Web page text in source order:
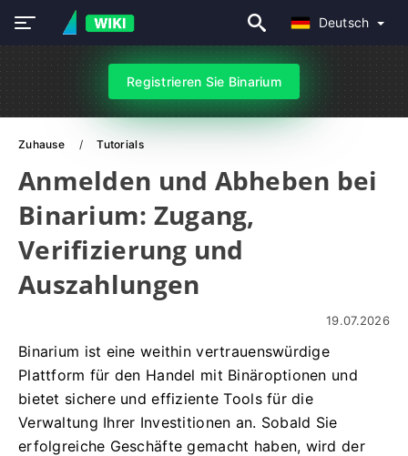
Deutsch
Registrieren Sie Binarium
Zuhause Tutorials
Anmelden und Abheben bei
Binarium: Zugang,
Verifizierung und
Auszahlungen
19.07.2026
Binarium ist eine weithin vertrauenswürdige
Plattform für den Handel mit Binäroptionen und
bietet sichere und effiziente Tools für die
Verwaltung Ihrer Investitionen an. Sobald Sie
erfolgreiche Geschäfte gemacht haben, wird der